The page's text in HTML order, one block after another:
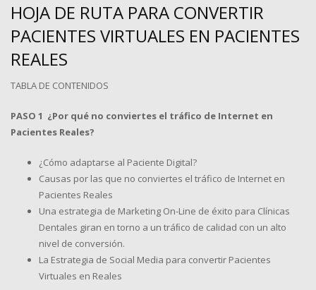
HOJA DE RUTA PARA CONVERTIR
PACIENTES VIRTUALES EN PACIENTES
REALES
TABLA DE CONTENIDOS
PASO 1 ¿Por qué no conviertes el tráfico de Internet en
Pacientes Reales?
¿Cómo adaptarse al Paciente Digital?
Causas por las que no conviertes el tráfico de Internet en
Pacientes Reales
Una estrategia de Marketing On-Line de éxito para Clínicas
Dentales giran en torno a un tráﬁco de calidad con un alto
nivel de conversión.
La Estrategia de Social Media para convertir Pacientes
Virtuales en Reales